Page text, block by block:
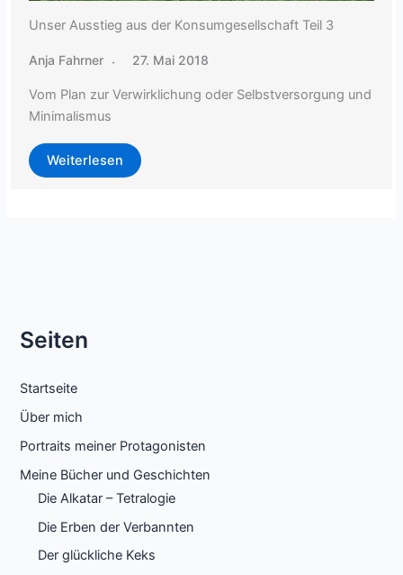
Unser Ausstieg aus der Konsumgesellschaft Teil 3
Anja Fahrner 27. Mai 2018
Vom Plan zur Verwirklichung oder Selbstversorgung und
Minimalismus
Weiterlesen
Seiten
Startseite
Über mich
Portraits meiner Protagonisten
Meine Bücher und Geschichten
Die Alkatar – Tetralogie
Die Erben der Verbannten
Der glückliche Keks